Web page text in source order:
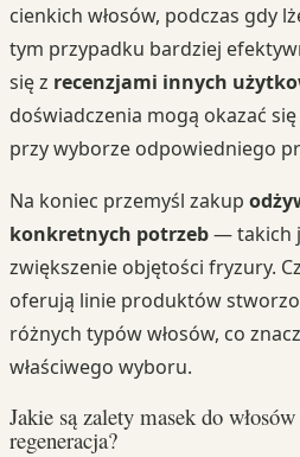
cienkich włosów, podczas gdy
tym przypadku bardziej
się z recenzjami innych
doświadczenia mogą okazać
przy wyborze odpowiedniego
Na koniec przemyśl zakup
konkretnych potrzeb— takich
zwiększenie objętości fryzury.
oferują linie produktów
różnych typów włosów, co
właściwego wyboru.
Jakie są zalety masek do
regeneracja?